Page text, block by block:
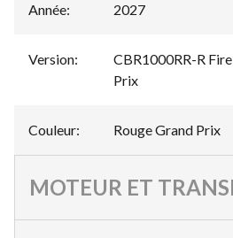
Année: 2027
Version:
CBR1000RR-R
Prix
Couleur: Rouge Grand Prix
MOTEUR ET